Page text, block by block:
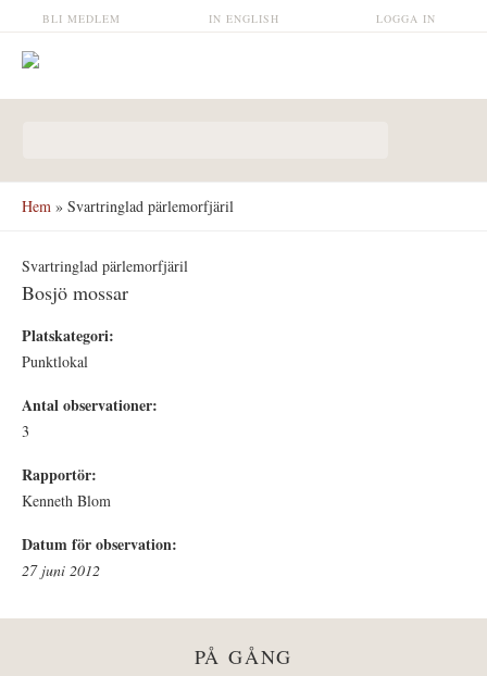
Hoppa till huvudinnehåll LOGGA IN
IN ENGLISH
BLI MEDLEM
Hem » Svartringlad pärlemorfjäril
Svartringlad pärlemorfjäril
Bosjö mossar
Platskategori:
Punktlokal
Antal observationer:
3
Rapportör:
Kenneth Blom
Datum för observation:
27 juni 2012
PÅ GÅNG